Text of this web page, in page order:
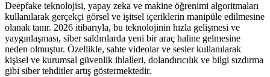
Deepfake teknolojisi, yapay zeka ve makine öğrenimi algoritmaları
kullanılarak gerçekçi görsel ve işitsel içeriklerin manipüle edilmesine
olanak tanır. 2026 itibarıyla, bu teknolojinin hızla gelişmesi ve
yaygınlaşması, siber saldırılarda yeni bir araç haline gelmesine
neden olmuştur. Özellikle, sahte videolar ve sesler kullanılarak
kişisel ve kurumsal güvenlik ihlalleri, dolandırıcılık ve bilgi sızdırma
gibi siber tehditler artış göstermektedir.